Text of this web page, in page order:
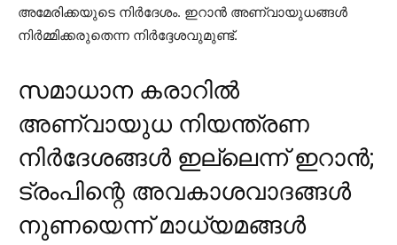
അമേരിക്കയുടെ നിര്‍ദേശം. ഇറാന്‍ അണ്വായുധങ്ങള്‍
നിര്‍മ്മിക്കരുതെന്ന നിര്‍ദ്ദേശവുമുണ്ട്.
സമാധാന കരാറില്‍
അണ്വായുധ നിയന്ത്രണ
നിര്‍ദേശങ്ങള്‍ ഇല്ലെന്ന് ഇറാന്‍;
ട്രംപിന്റെ അവകാശവാദങ്ങള്‍
നുണയെന്ന് മാധ്യമങ്ങള്‍